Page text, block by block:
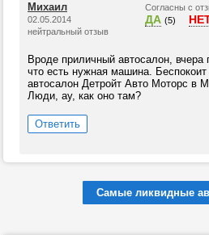
Михаил
02.05.2014
нейтральный отзыв
Согласны с
ДА (5)
Вроде приличный автосалон,
что есть нужная машина. Беспокоит
автосалон Детройт Авто Моторс в
Люди, ау, как оно там?
Ответить
Самые ликвидные